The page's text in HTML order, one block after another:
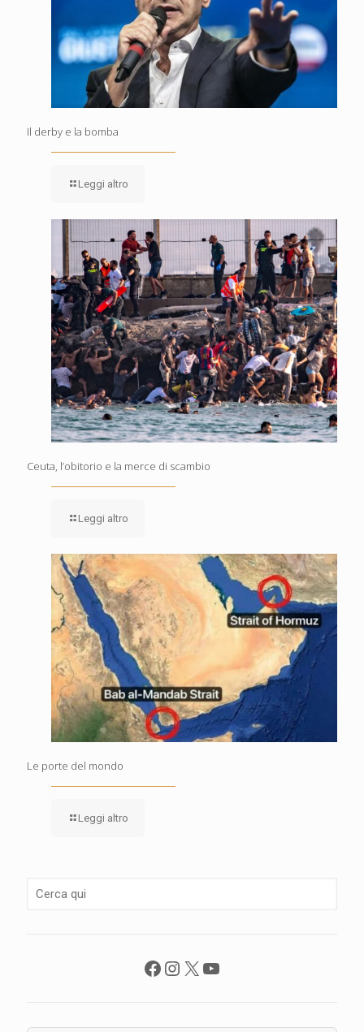
Il derby e la bomba
Leggi altro
Ceuta, l’obitorio e la merce di scambio
Leggi altro
Le porte del mondo
Leggi altro
Facebook
Instagram
X YouTube